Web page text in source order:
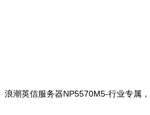
浪潮英信服务器NP5570M5-行业专属